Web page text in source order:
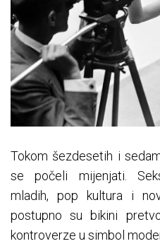
Tokom šezdesetih i
se počeli mijenjati.
mladih, pop kultura i
postupno su bikini
kontroverze u simbol